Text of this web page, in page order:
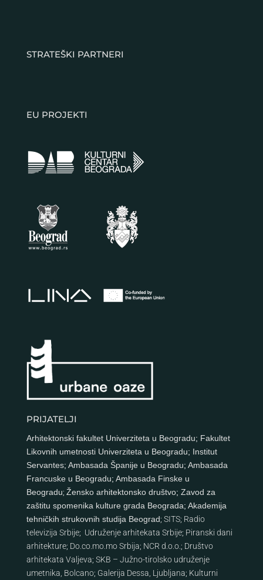
STRATEŠKI PARTNERI
EU PROJEKTI
PRIJATELJI
Arhitektonski fakultet Univerziteta u Beogradu; Fakultet
Likovnih umetnosti Univerziteta u Beogradu; Institut
Servantes; Ambasada Španije u Beogradu; Ambasada
Francuske u Beogradu; Ambasada Finske u
Beogradu; Žensko arhitektonsko društvo; Zavod za
zaštitu spomenika kulture grada Beograda; Akademija
tehničkih strukovnih studija Beograd; SITS; Radio
televizija Srbije; Udruženje arhitekata Srbije; Piranski dani
arhitekture; Do.co.mo.mo Srbija; NCR d.o.o. ; Društvo
arhitekata Valjeva; SKB – Južno-tirolsko udruženje
umetnika, Bolcano; Galerija Dessa, Ljubljana; Kulturni